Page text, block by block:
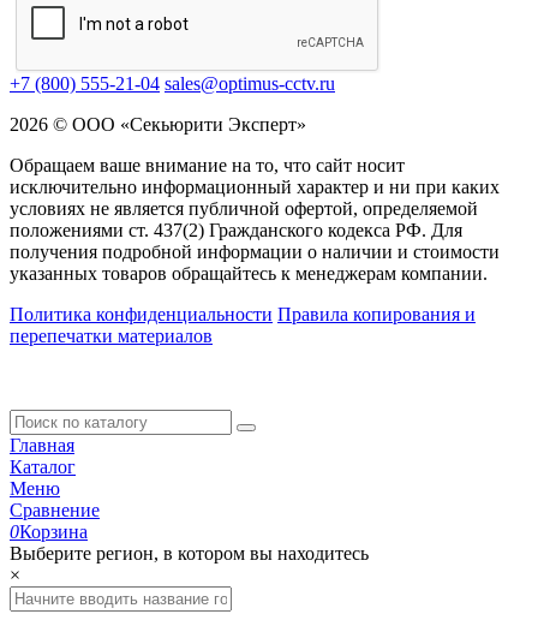
+7 (800) 555-21-04 sales@optimus-cctv.ru
2026 © ООО «Секьюрити Эксперт»
Обращаем ваше внимание на то, что сайт носит
исключительно информационный характер и ни при каких
условиях не является публичной офертой, определяемой
положениями ст. 437(2) Гражданского кодекса РФ. Для
получения подробной информации о наличии и стоимости
указанных товаров обращайтесь к менеджерам компании.
Политика конфиденциальности Правила копирования и
перепечатки материалов
Главная
Каталог
Меню
Сравнение
0Корзина
Выберите регион, в котором вы находитесь
×